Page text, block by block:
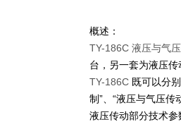
概述：
TY-186C 液压与气
台，另一套为液压传
TY-186C 既可以分
制”、“液压与气压传
液压传动部分技术参